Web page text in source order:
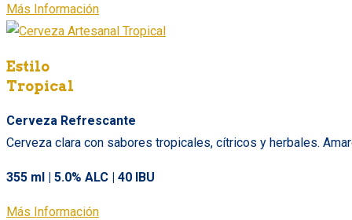
Más Información
Estilo
Tropical
Cerveza Refrescante
Cerveza clara con sabores tropicales, cítricos y herbales.
355 ml | 5.0% ALC | 40 IBU
Más Información